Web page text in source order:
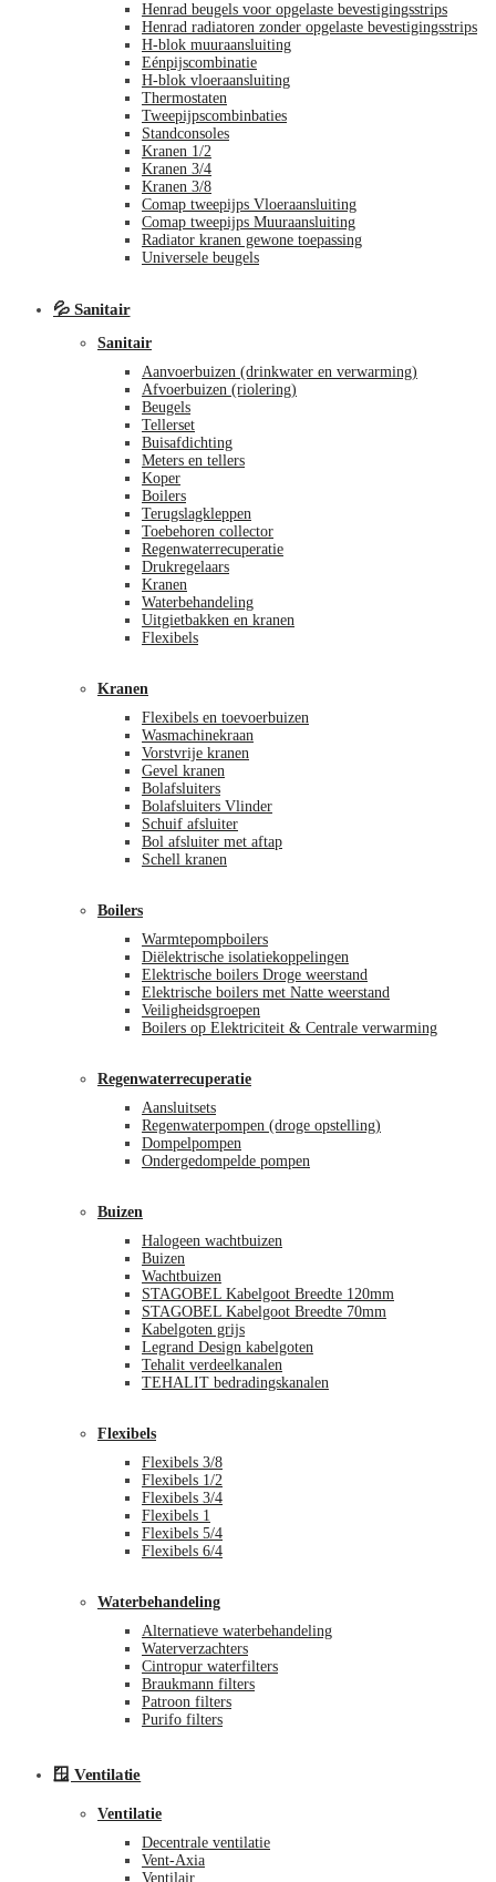
Henrad beugels voor opgelaste bevestigingsstrips
Henrad radiatoren zonder opgelaste bevestigingsstrips
H-blok muuraansluiting
Eénpijscombinatie
H-blok vloeraansluiting
Thermostaten
Tweepijpscombinbaties
Standconsoles
Kranen 1/2
Kranen 3/4
Kranen 3/8
Comap tweepijps Vloeraansluiting
Comap tweepijps Muuraansluiting
Radiator kranen gewone toepassing
Universele beugels
💦 Sanitair
Sanitair
Aanvoerbuizen (drinkwater en verwarming)
Afvoerbuizen (riolering)
Beugels
Tellerset
Buisafdichting
Meters en tellers
Koper
Boilers
Terugslagkleppen
Toebehoren collector
Regenwaterrecuperatie
Drukregelaars
Kranen
Waterbehandeling
Uitgietbakken en kranen
Flexibels
Kranen
Flexibels en toevoerbuizen
Wasmachinekraan
Vorstvrije kranen
Gevel kranen
Bolafsluiters
Bolafsluiters Vlinder
Schuif afsluiter
Bol afsluiter met aftap
Schell kranen
Boilers
Warmtepompboilers
Diëlektrische isolatiekoppelingen
Elektrische boilers Droge weerstand
Elektrische boilers met Natte weerstand
Veiligheidsgroepen
Boilers op Elektriciteit & Centrale verwarming
Regenwaterrecuperatie
Aansluitsets
Regenwaterpompen (droge opstelling)
Dompelpompen
Ondergedompelde pompen
Buizen
Halogeen wachtbuizen
Buizen
Wachtbuizen
STAGOBEL Kabelgoot Breedte 120mm
STAGOBEL Kabelgoot Breedte 70mm
Kabelgoten grijs
Legrand Design kabelgoten
Tehalit verdeelkanalen
TEHALIT bedradingskanalen
Flexibels
Flexibels 3/8
Flexibels 1/2
Flexibels 3/4
Flexibels 1
Flexibels 5/4
Flexibels 6/4
Waterbehandeling
Alternatieve waterbehandeling
Waterverzachters
Cintropur waterfilters
Braukmann filters
Patroon filters
Purifo filters
🪟 Ventilatie
Ventilatie
Decentrale ventilatie
Vent-Axia
Ventilair